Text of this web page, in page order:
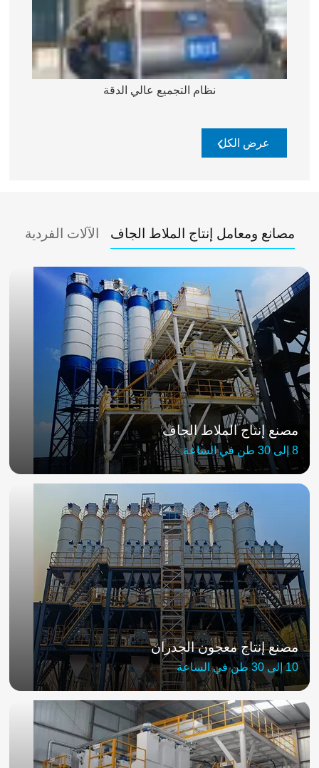
نظام التجميع عالي الدقة
عرض الكل
مصانع ومعامل إنتاج الملاط الجاف الآلات الفردية
مصنع إنتاج الملاط الجاف
8 إلى 30 طن في الساعة
مصنع إنتاج معجون الجدران
10 إلى 30 طن في الساعة